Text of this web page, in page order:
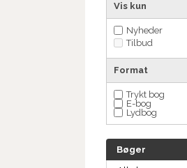
Vis kun
Nyheder
Tilbud
Format
Trykt bog
E-bog
Lydbog
Bøger